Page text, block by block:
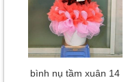
bình nụ tầm xuân 14